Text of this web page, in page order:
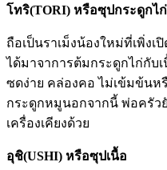
โทริ(TORI) หรือซุปกระดูกไก่
ถือเป็นราเม็งน้องใหม่ที่เพิ่งเ
ได้มาจาการต้มกระดูกไก่กับ
ซดง่าย คล่องคอ ไม่เข้มข้นห
กระดูกหมูนอกจากนี้ พ่อครัว
เครื่องเคียงด้วย
อุชิ(USHI) หรือซุปเนื้อ